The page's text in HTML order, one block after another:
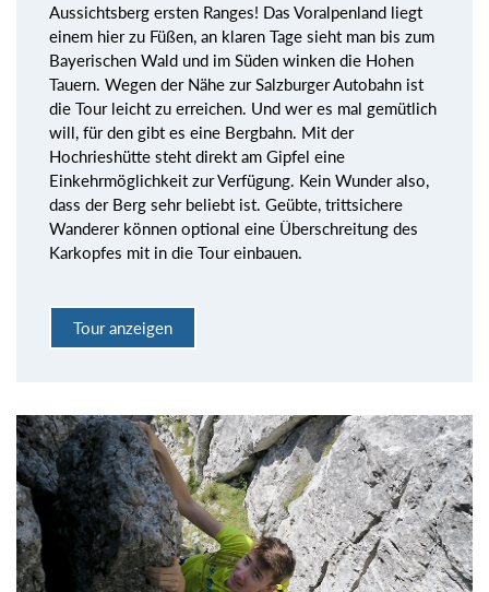
Aussichtsberg ersten Ranges! Das Voralpenland liegt
einem hier zu Füßen, an klaren Tage sieht man bis zum
Bayerischen Wald und im Süden winken die Hohen
Tauern. Wegen der Nähe zur Salzburger Autobahn ist
die Tour leicht zu erreichen. Und wer es mal gemütlich
will, für den gibt es eine Bergbahn. Mit der
Hochrieshütte steht direkt am Gipfel eine
Einkehrmöglichkeit zur Verfügung. Kein Wunder also,
dass der Berg sehr beliebt ist. Geübte, trittsichere
Wanderer können optional eine Überschreitung des
Karkopfes mit in die Tour einbauen.
Tour anzeigen